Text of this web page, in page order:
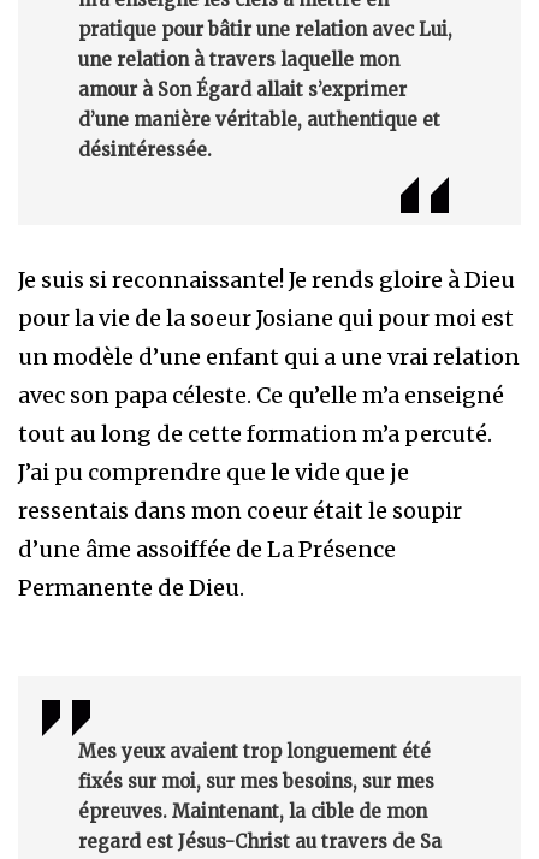
pratique pour bâtir une relation avec Lui,
une relation à travers laquelle mon
amour à Son Égard allait s’exprimer
d’une manière véritable, authentique et
désintéressée.
Je suis si reconnaissante! Je rends gloire à Dieu
pour la vie de la soeur Josiane qui pour moi est
un modèle d’une enfant qui a une vrai relation
avec son papa céleste. Ce qu’elle m’a enseigné
tout au long de cette formation m’a percuté.
J’ai pu comprendre que le vide que je
ressentais dans mon coeur était le soupir
d’une âme assoiffée de La Présence
Permanente de Dieu.
Mes yeux avaient trop longuement été
fixés sur moi, sur mes besoins, sur mes
épreuves. Maintenant, la cible de mon
regard est Jésus-Christ au travers de Sa